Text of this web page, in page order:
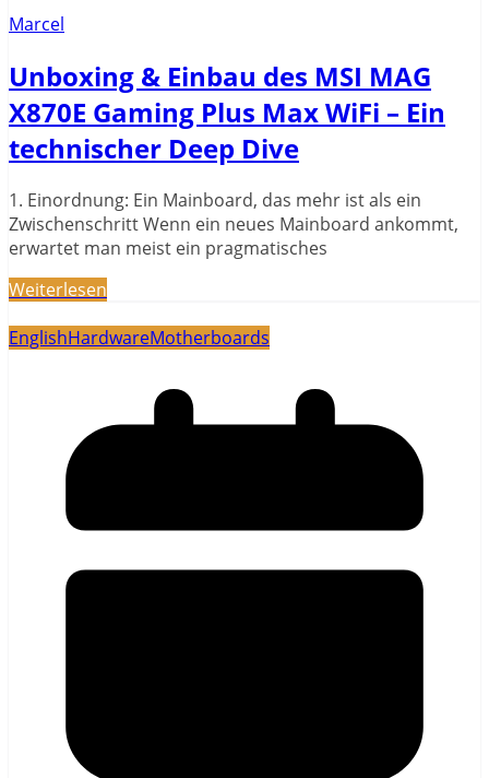
Marcel
Unboxing & Einbau des MSI MAG
X870E Gaming Plus Max WiFi – Ein
technischer Deep Dive
1. Einordnung: Ein Mainboard, das mehr ist als ein
Zwischenschritt Wenn ein neues Mainboard ankommt,
erwartet man meist ein pragmatisches
Weiterlesen
EnglishHardwareMotherboards